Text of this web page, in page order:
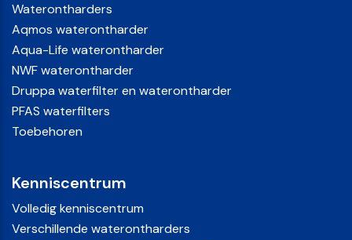
Waterontharders
Aqmos waterontharder
Aqua-Life waterontharder
NWF waterontharder
Druppa waterfilter en waterontharder
PFAS waterfilters
Toebehoren
Kenniscentrum
Volledig kenniscentrum
Verschillende waterontharders